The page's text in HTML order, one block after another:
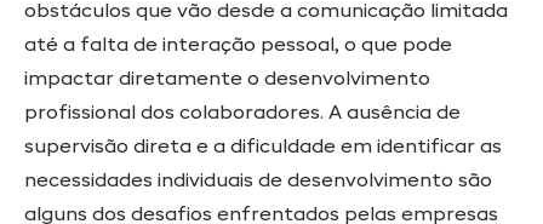
obstáculos que vão desde a comunicação limitada
até a falta de interação pessoal, o que pode
impactar diretamente o desenvolvimento
profissional dos colaboradores. A ausência de
supervisão direta e a dificuldade em identificar as
necessidades individuais de desenvolvimento são
alguns dos desafios enfrentados pelas empresas